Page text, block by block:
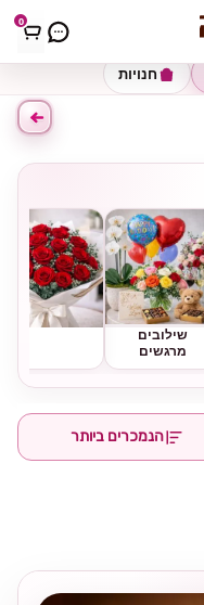
0
חנויות
שילובים
מרגשים
הנמכרים ביותר